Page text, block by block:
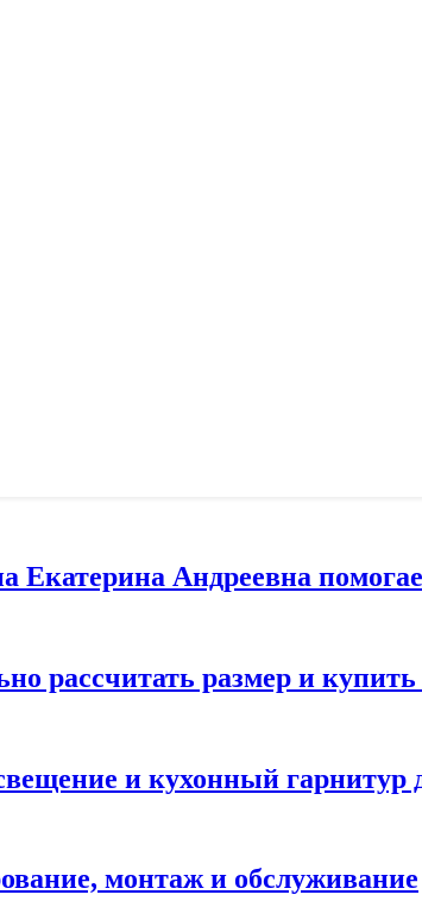
Екатерина Андреевна
рассчитать размер и
и кухонный
монтаж и обслуживание